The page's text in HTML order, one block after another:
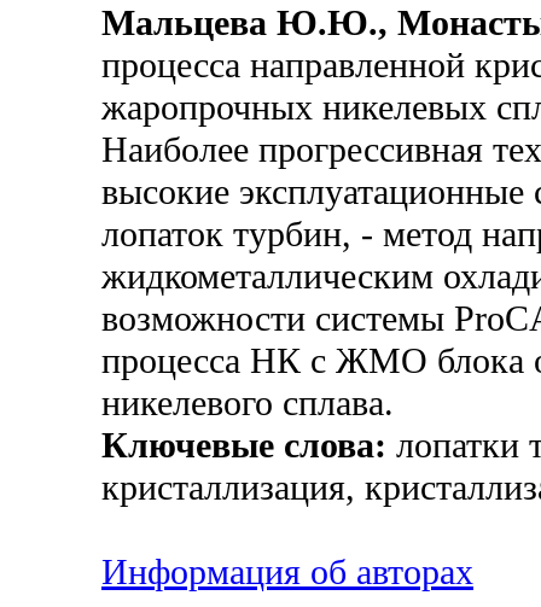
Мальцева Ю.Ю.,
процесса направленной
жаропрочных никелевых
Наиболее прогрессивная
высокие эксплуатационные
лопаток турбин, - метод
жидкометаллическим
возможности системы
процесса НК с ЖМО блока
никелевого сплава.
Ключевые слова: лопатки
кристаллизация,
Информация об авторах